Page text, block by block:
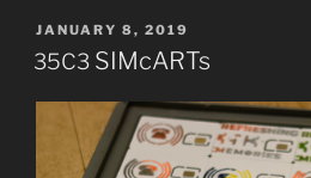
POSTED
ON
JANUARY 8, 2019
35C3 SIMcARTs